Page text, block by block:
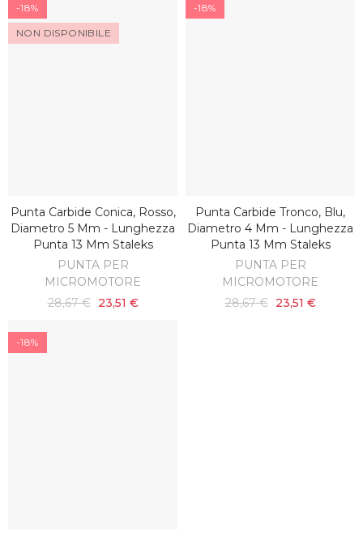
-18%
NON DISPONIBILE
SCOPRI
Punta Carbide Conica, Rosso,
Diametro 5 Mm - Lunghezza
Punta 13 Mm Staleks
PUNTA PER
MICROMOTORE
28,67 € 23,51 €
-18%
AGGIUNGI AL CARRELLO
Punta Carbide Tronco, Blu,
Diametro 4 Mm - Lunghezza
Punta 13 Mm Staleks
PUNTA PER
MICROMOTORE
28,67 € 23,51 €
-18%